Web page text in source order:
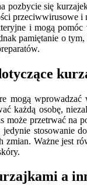
pozbycie się
przeciwwirusowe
i mogą
pamiętanie o
mogą
każdą osobę,
przetrwać na
stosowanie
zmian. Ważne jest
a